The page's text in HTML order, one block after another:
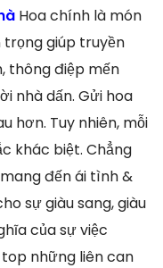
Hoa chính là món
trọng giúp truyền
thông điệp mến
nhà dấn. Gửi hoa
hơn. Tuy nhiên, mỗi
khác biệt. Chẳng
đến ái tình &
sự giàu sang, giàu
của sự việc
những liên can